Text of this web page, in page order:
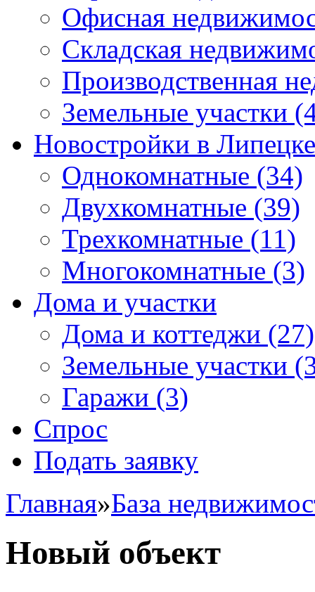
Офисная
Складская
Производственная
Земельные участки
Новостройки в Липецке
Однокомнатные (34)
Двухкомнатные (39)
Трехкомнатные (11)
Многокомнатные (3)
Дома и участки
Дома и коттеджи (27)
Земельные участки
Гаражи (3)
Спрос
Подать заявку
Главная»База
Новый объект